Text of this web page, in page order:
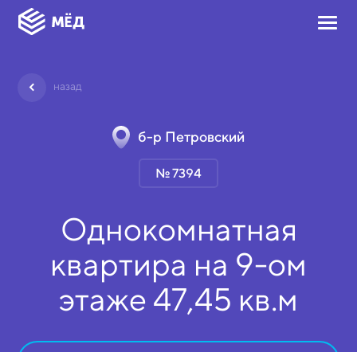
назад
б-р Петровский
№ 7394
Однокомнатная
квартира на 9-ом
этаже 47,45 кв.м